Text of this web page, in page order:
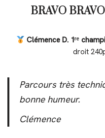
BRAVO
Clémence D. 1ʳᵉ
droit
Parcours très
bonne humeur.
Clémence